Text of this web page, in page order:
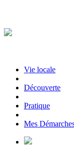
Vie locale
|Découverte
|Pratique
|Mes